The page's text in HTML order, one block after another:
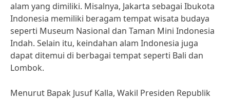
alam yang dimiliki. Misalnya, Jakarta sebagai Ibukota
Indonesia memiliki beragam tempat wisata budaya
seperti Museum Nasional dan Taman Mini Indonesia
Indah. Selain itu, keindahan alam Indonesia juga
dapat ditemui di berbagai tempat seperti Bali dan
Lombok.
Menurut Bapak Jusuf Kalla, Wakil Presiden Republik